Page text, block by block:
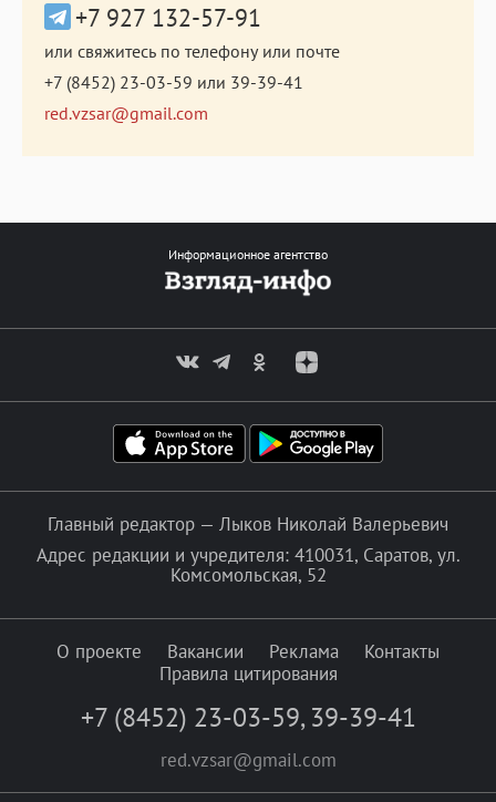
+7 927 132-57-91
или свяжитесь по телефону или почте
+7 (8452) 23-03-59 или 39-39-41
red.vzsar@gmail.com
Информационное агентство
Главный редактор — Лыков Николай Валерьевич
Адрес редакции и учредителя: 410031, Саратов, ул.
Комсомольская, 52
О проекте Вакансии Реклама
Контакты
Правила цитирования
+7 (8452) 23-03-59, 39-39-41
red.vzsar@gmail.com